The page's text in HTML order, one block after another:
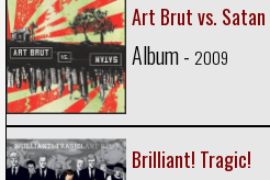
Art Brut vs. Satan
Album - 2009
Brilliant! Tragic!